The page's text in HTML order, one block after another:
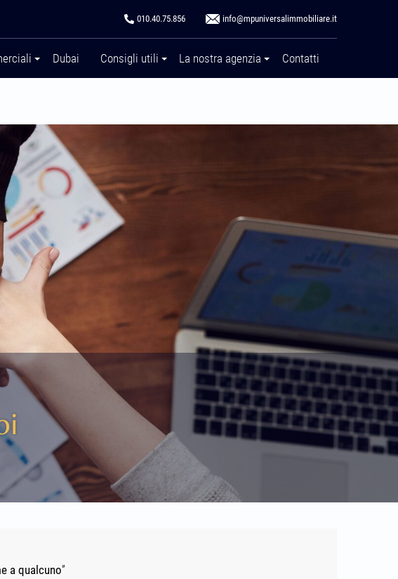
010.40.75.856 info@mpuniversalimmobiliare.it
Dubai Consigli utili La nostra agenzia Contatti
a qualcuno”